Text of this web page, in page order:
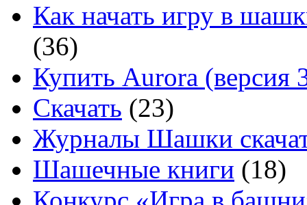
Как начать игру в
(36)
Купить Aurora (версия
Скачать (23)
Журналы Шашки
Шашечные книги (18)